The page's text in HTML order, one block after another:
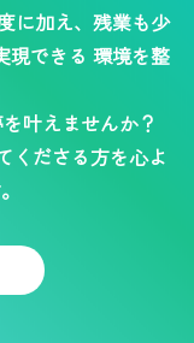
に加え、残業も少
現できる 環境を整
叶えませんか？
くださる方を心よ